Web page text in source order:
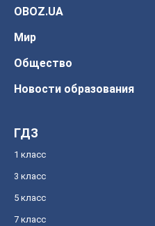
OBOZ.UA
Мир
Общество
Новости образования
ГДЗ
1 класс
3 класс
5 класс
7 класс